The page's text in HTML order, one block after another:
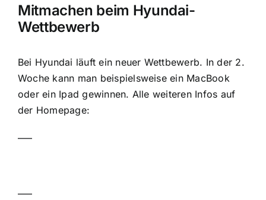
Mitmachen beim Hyundai-
Wettbewerb
Bei Hyundai läuft ein neuer Wettbewerb. In der 2.
Woche kann man beispielsweise ein MacBook
oder ein Ipad gewinnen. Alle weiteren Infos auf
der Homepage:
—–
—–